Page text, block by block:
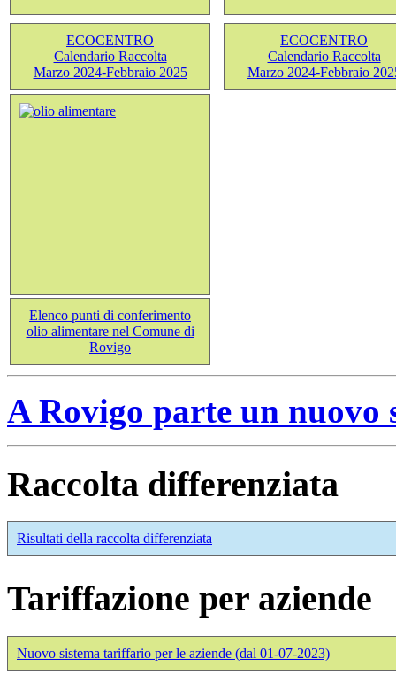
ECOCENTRO
Calendario Raccolta
Marzo 2024-Febbraio 2025
ECOCENTRO
Calendario Raccolta
Marzo 2024-Febbraio
Elenco punti di conferimento
olio alimentare nel Comune di
Rovigo
A Rovigo parte un nuovo
Raccolta differenziata
Risultati della raccolta differenziata
Tariffazione per aziende
Nuovo sistema tariffario per le aziende (dal 01-07-2023)